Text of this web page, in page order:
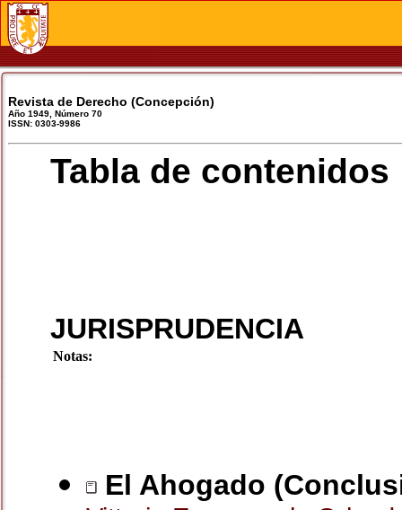
Revista de Derecho (Concepción)
Año 1949, Número 70
ISSN: 0303-9986
Tabla de contenidos
JURISPRUDENCIA
Notas:
El Ahogado